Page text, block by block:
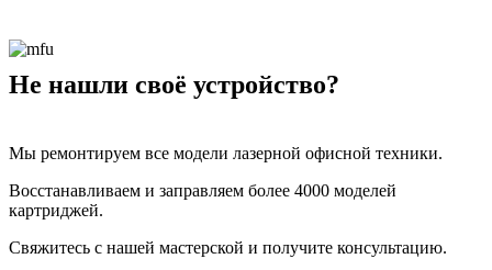
Не нашли своё устройство?
Мы ремонтируем все модели лазерной офисной техники.
Восстанавливаем и заправляем более 4000 моделей
картриджей.
Свяжитесь с нашей мастерской и получите консультацию.